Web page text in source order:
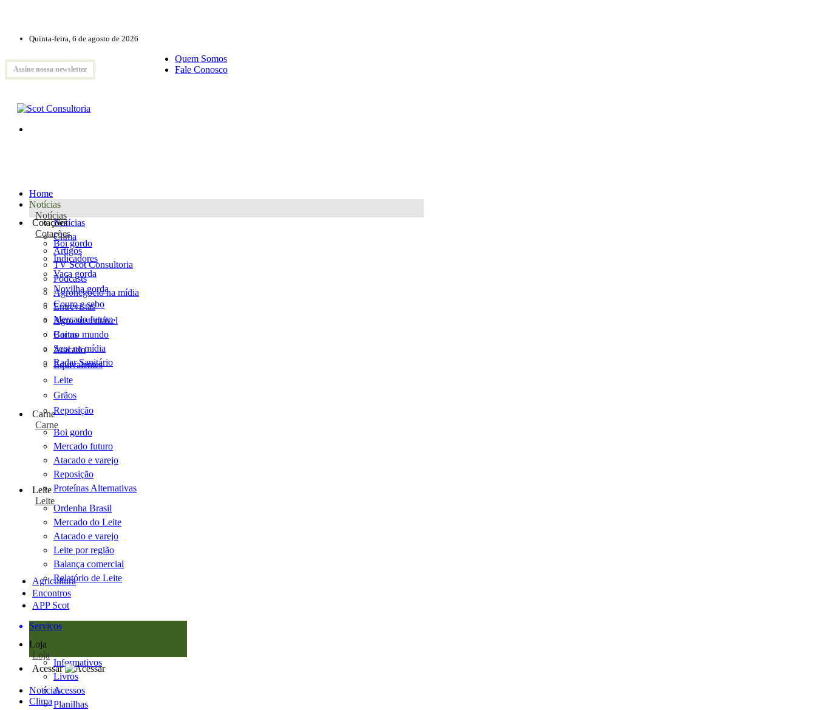
Quinta-feira, 6 de agosto de 2026
Assine nossa newsletter
Quem Somos
Fale Conosco
Home
Notícias
Notícias
Notícias
Clima
Artigos
TV Scot Consultoria
Podcasts
Agronegócio na mídia
Entrevistas
Agro sustentável
Cartas
Scot na mídia
Radar Sanitário
Cotações
Cotações
Boi gordo
Indicadores
Vaca gorda
Novilha gorda
Couro e sebo
Mercado futuro
Boi no mundo
Atacado
Equivalentes
Leite
Grãos
Reposição
Carne
Carne
Boi gordo
Mercado futuro
Atacado e varejo
Reposição
Proteínas Alternativas
Leite
Leite
Ordenha Brasil
Mercado do Leite
Atacado e varejo
Leite por região
Balança comercial
Relatório de Leite
Agricultura
Encontros
APP Scot
Serviços
Loja
Loja
Informativos
Livros
Acessos
Planilhas
Acessar
Notícias
Clima